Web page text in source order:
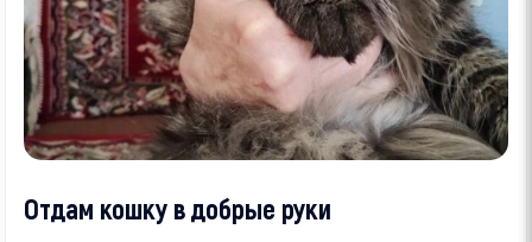
Отдам кошку в добрые руки